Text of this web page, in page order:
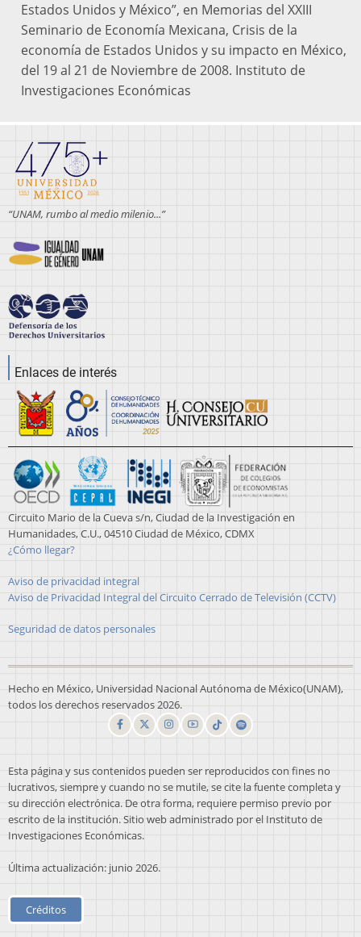
Estados Unidos y México”, en Memorias del XXIII
Seminario de Economía Mexicana, Crisis de la
economía de Estados Unidos y su impacto en México,
del 19 al 21 de Noviembre de 2008. Instituto de
Investigaciones Económicas
“UNAM, rumbo al medio milenio...”
Enlaces de interés
Circuito Mario de la Cueva s/n, Ciudad de la Investigación en
Humanidades, C.U., 04510 Ciudad de México, CDMX
¿Cómo llegar?
Aviso de privacidad integral
Aviso de Privacidad Integral del Circuito Cerrado de Televisión (CCTV)
Seguridad de datos personales
Hecho en México, Universidad Nacional Autónoma de México(UNAM),
todos los derechos reservados 2026.
Esta página y sus contenidos pueden ser reproducidos con fines no
lucrativos, siempre y cuando no se mutile, se cite la fuente completa y
su dirección electrónica. De otra forma, requiere permiso previo por
escrito de la institución. Sitio web administrado por el Instituto de
Investigaciones Económicas.
Última actualización: junio 2026.
Créditos